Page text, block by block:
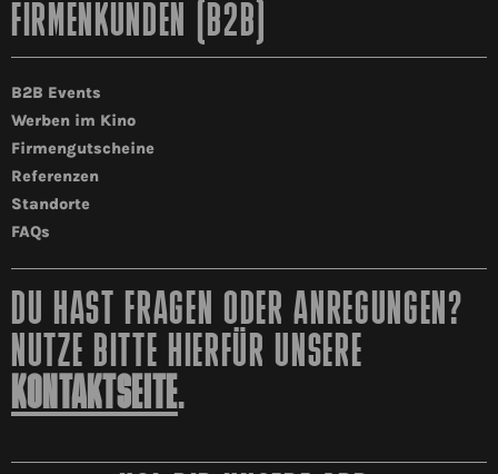
FIRMENKUNDEN (B2B)
B2B Events
Werben im Kino
Firmengutscheine
Referenzen
Standorte
FAQs
DU HAST FRAGEN ODER ANREGUNGEN?
NUTZE BITTE HIERFÜR UNSERE
KONTAKTSEITE.